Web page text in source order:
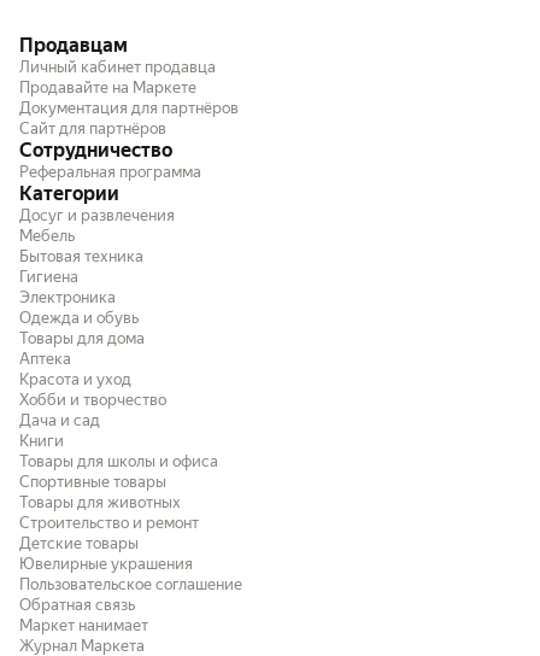
Продавцам
Личный кабинет продавца
Продавайте на Маркете
Документация для партнёров
Сайт для партнёров
Сотрудничество
Реферальная программа
Категории
Досуг и развлечения
Мебель
Бытовая техника
Гигиена
Электроника
Одежда и обувь
Товары для дома
Аптека
Красота и уход
Хобби и творчество
Дача и сад
Книги
Товары для школы и офиса
Спортивные товары
Товары для животных
Строительство и ремонт
Детские товары
Ювелирные украшения
Пользовательское соглашение
Обратная связь
Маркет нанимает
Журнал Маркета